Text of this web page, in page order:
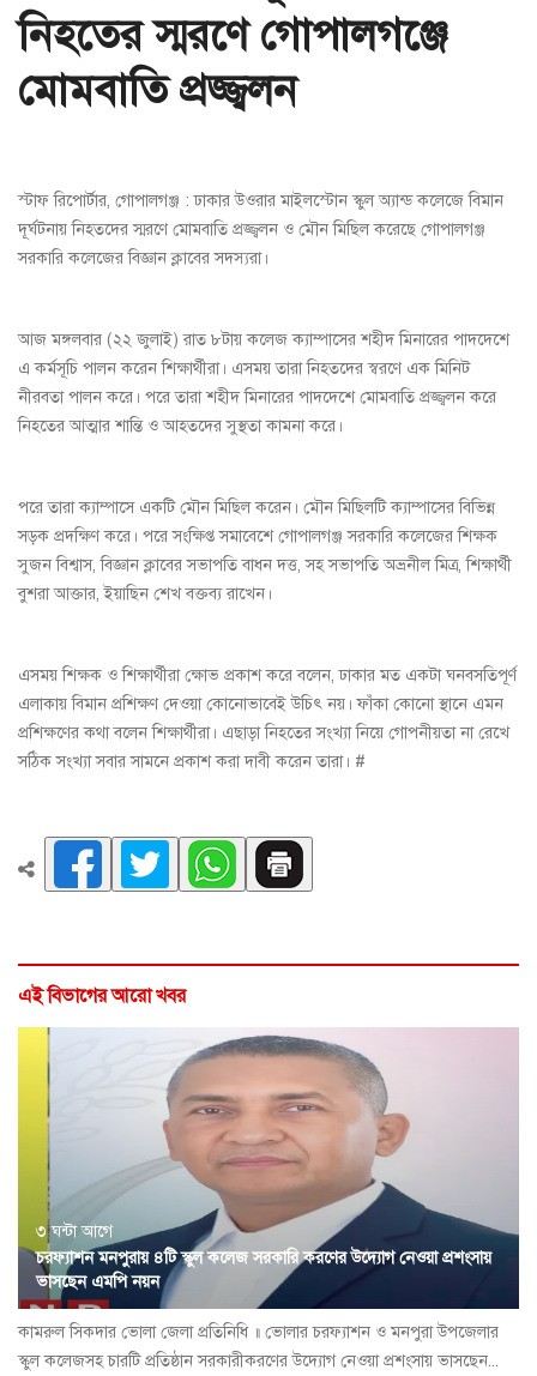
নিহতের স্মরণে গোপালগঞ্জে
মোমবাতি প্রজ্জ্বলন
স্টাফ রিপোর্টার, গোপালগঞ্জ : ঢাকার উওরার মাইলস্টোন স্কুল অ্যান্ড কলেজে বিমান
দূর্ঘটনায় নিহতদের স্মরণে মোমবাতি প্রজ্জ্বলন ও মৌন মিছিল করেছে গোপালগঞ্জ
সরকারি কলেজের বিজ্ঞান ক্লাবের সদস্যরা।
আজ মঙ্গলবার (২২ জুলাই) রাত ৮টায় কলেজ ক্যাম্পাসের শহীদ মিনারের পাদদেশে
এ কর্মসূচি পালন করেন শিক্ষার্থীরা। এসময় তারা নিহতদের স্বরণে এক মিনিট
নীরবতা পালন করে। পরে তারা শহীদ মিনারের পাদদেশে মোমবাতি প্রজ্জ্বলন করে
নিহতের আত্মার শান্তি ও আহতদের সুস্থতা কামনা করে।
পরে তারা ক্যাম্পাসে একটি মৌন মিছিল করেন। মৌন মিছিলটি ক্যাম্পাসের বিভিন্ন
সড়ক প্রদক্ষিণ করে। পরে সংক্ষিপ্ত সমাবেশে গোপালগঞ্জ সরকারি কলেজের শিক্ষক
সুজন বিশ্বাস, বিজ্ঞান ক্লাবের সভাপতি বাধন দত্ত, সহ সভাপতি অভ্রনীল মিত্র, শিক্ষার্থী
বুশরা আক্তার, ইয়াছিন শেখ বক্তব্য রাখেন।
এসময় শিক্ষক ও শিক্ষার্থীরা ক্ষোভ প্রকাশ করে বলেন, ঢাকার মত একটা ঘনবসতিপূর্ণ
এলাকায় বিমান প্রশিক্ষণ দেওয়া কোনোভাবেই উচিৎ নয়। ফাঁকা কোনো স্থানে এমন
প্রশিক্ষণের কথা বলেন শিক্ষার্থীরা। এছাড়া নিহতের সংখ্যা নিয়ে গোপনীয়তা না রেখে
সঠিক সংখ্যা সবার সামনে প্রকাশ করা দাবী করেন তারা। #
এই বিভাগের আরো খবর
৩ ঘন্টা আগে
চরফ্যাশন মনপুরায় ৪টি স্কুল কলেজ সরকারি করণের উদ্যোগ নেওয়া প্রশংসায়
ভাসছেন এমপি নয়ন
কামরুল সিকদার ভোলা জেলা প্রতিনিধি ॥ ভোলার চরফ্যাশন ও মনপুরা উপজেলার
স্কুল কলেজসহ চারটি প্রতিষ্ঠান সরকারীকরণের উদ্যোগ নেওয়া প্রশংসায় ভাসছেন...